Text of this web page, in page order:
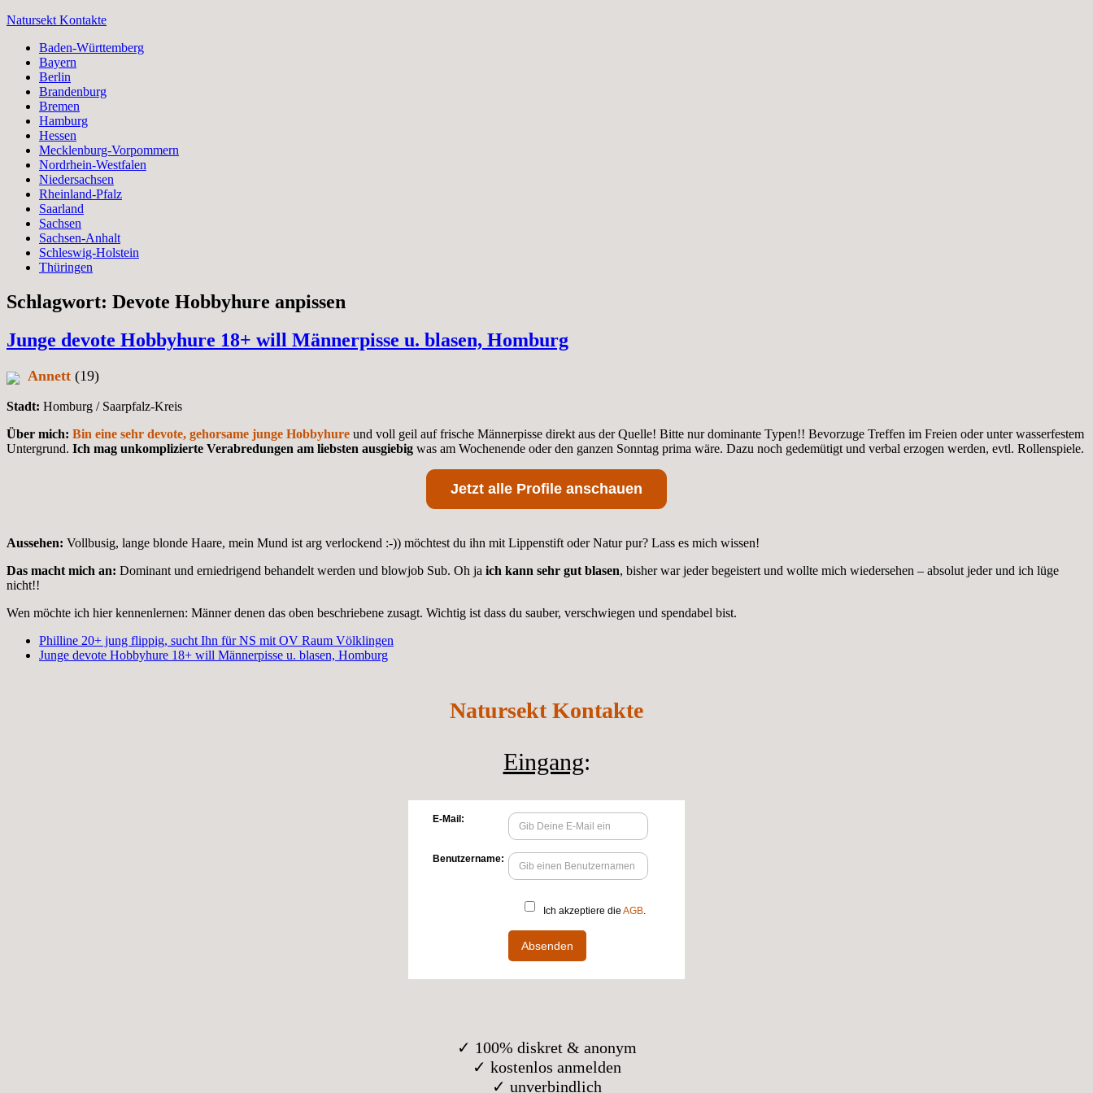
Zum
springen
Natursekt Kontakte
Baden-Württemberg
Bayern
Berlin
Brandenburg
Bremen
Hamburg
Hessen
Mecklenburg-Vorpommern
Nordrhein-Westfalen
Niedersachsen
Rheinland-Pfalz
Saarland
Sachsen
Sachsen-Anhalt
Schleswig-Holstein
Thüringen
Schlagwort: Devote Hobbyhure anpissen
Junge devote Hobbyhure 18+ will Männerpisse u. blasen, Homburg
Annett (19)
Stadt: Homburg / Saarpfalz-Kreis
Über mich: Bin eine sehr devote, gehorsame junge Hobbyhure und voll geil auf frische Männerpisse direkt aus der Quelle! Bitte nur dominante Typen!! Bevorzuge Treffen im Freien oder unter wasserfestem
Untergrund. Ich mag unkomplizierte Verabredungen am liebsten ausgiebig was am Wochenende oder den ganzen Sonntag prima wäre. Dazu noch gedemütigt und verbal erzogen werden, evtl. Rollenspiele.
Jetzt alle Profile anschauen
Aussehen: Vollbusig, lange blonde Haare, mein Mund ist arg verlockend :-)) möchtest du ihn mit Lippenstift oder Natur pur? Lass es mich wissen!
Das macht mich an: Dominant und erniedrigend behandelt werden und blowjob Sub. Oh ja ich kann sehr gut blasen, bisher war jeder begeistert und wollte mich wiedersehen – absolut jeder und ich lüge
nicht!!
Wen möchte ich hier kennenlernen: Männer denen das oben beschriebene zusagt. Wichtig ist dass du sauber, verschwiegen und spendabel bist.
Philline 20+ jung flippig, sucht Ihn für NS mit OV Raum Völklingen
Junge devote Hobbyhure 18+ will Männerpisse u. blasen, Homburg
Natursekt Kontakte
Eingang:
✓ 100% diskret & anonym
✓ kostenlos anmelden
✓ unverbindlich